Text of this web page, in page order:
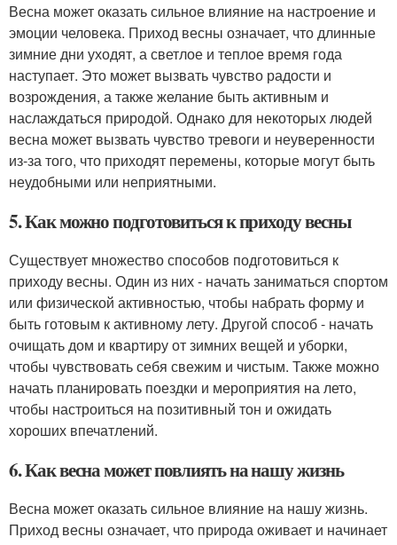
Весна может оказать сильное влияние на настроение и
эмоции человека. Приход весны означает, что длинные
зимние дни уходят, а светлое и теплое время года
наступает. Это может вызвать чувство радости и
возрождения, а также желание быть активным и
наслаждаться природой. Однако для некоторых людей
весна может вызвать чувство тревоги и неуверенности
из-за того, что приходят перемены, которые могут быть
неудобными или неприятными.
5. Как можно подготовиться к приходу весны
Существует множество способов подготовиться к
приходу весны. Один из них - начать заниматься спортом
или физической активностью, чтобы набрать форму и
быть готовым к активному лету. Другой способ - начать
очищать дом и квартиру от зимних вещей и уборки,
чтобы чувствовать себя свежим и чистым. Также можно
начать планировать поездки и мероприятия на лето,
чтобы настроиться на позитивный тон и ожидать
хороших впечатлений.
6. Как весна может повлиять на нашу жизнь
Весна может оказать сильное влияние на нашу жизнь.
Приход весны означает, что природа оживает и начинает